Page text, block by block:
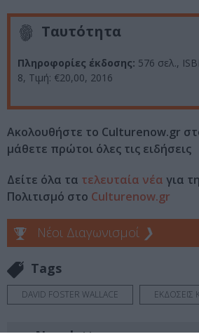
Ταυτότητα
Πληροφορίες έκδοσης: 576 σελ.,
8, Τιμή: €20,00, 2016
Ακολουθήστε το Culturenow.gr
μάθετε πρώτοι όλες τις ειδήσεις
Δείτε όλα τα τελευταία νέα για
Πολιτισμό στο Culturenow.gr
Νέοι Διαγωνισμοί ❯
Tags
DAVID FOSTER WALLACE ΕΚΔΟΣΕΙΣ